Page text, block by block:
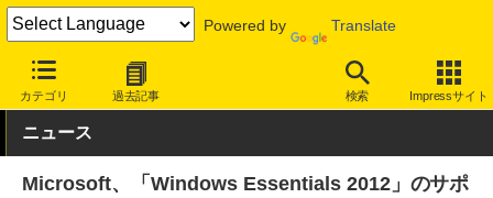
Powered by Translate
カテゴリ 過去記事 検索 Impressサイト
INTERNET Watch トピック サポート終了
ニュース
Microsoft、「Windows Essentials 2012」のサポ